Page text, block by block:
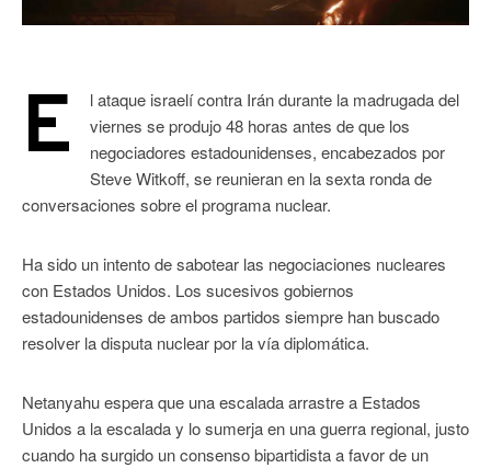
E
l ataque israelí contra Irán durante la madrugada del
viernes se produjo 48 horas antes de que los
negociadores estadounidenses, encabezados por
Steve Witkoff, se reunieran en la sexta ronda de
conversaciones sobre el programa nuclear.
Ha sido un intento de sabotear las negociaciones nucleares
con Estados Unidos. Los sucesivos gobiernos
estadounidenses de ambos partidos siempre han buscado
resolver la disputa nuclear por la vía diplomática.
Netanyahu espera que una escalada arrastre a Estados
Unidos a la escalada y lo sumerja en una guerra regional, justo
cuando ha surgido un consenso bipartidista a favor de un